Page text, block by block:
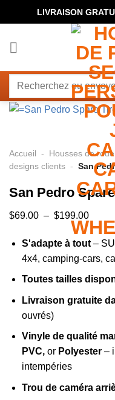
au
LIVRAISON
Rechercher
Accueil - Housses de
designs clients - San
San Pedro
$69.00 – $199.00Plage
de
prix :
à
S'adapte à tout–
4x4, camping-cars,
Toutes tailles
Livraison gratuite
ouvrés)
Vinyle de qualité
PVC,or Polyester–
intempéries
Trou de caméra